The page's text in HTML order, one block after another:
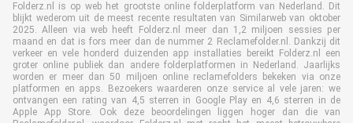
Folderz.nl is op web het grootste online folderplatform van Nederland. Dit
blijkt wederom uit de meest recente resultaten van Similarweb van oktober
2025. Alleen via web heeft Folderz.nl meer dan 1,2 miljoen sessies per
maand en dat is fors meer dan de nummer 2 Reclamefolder.nl. Dankzij dit
verkeer en vele honderd duizenden app installaties bereikt Folderz.nl een
groter online publiek dan andere folderplatformen in Nederland. Jaarlijks
worden er meer dan 50 miljoen online reclamefolders bekeken via onze
platformen en apps. Bezoekers waarderen onze service al vele jaren: we
ontvangen een rating van 4,5 sterren in Google Play en 4,6 sterren in de
Apple App Store. Ook deze beoordelingen liggen hoger dan die van